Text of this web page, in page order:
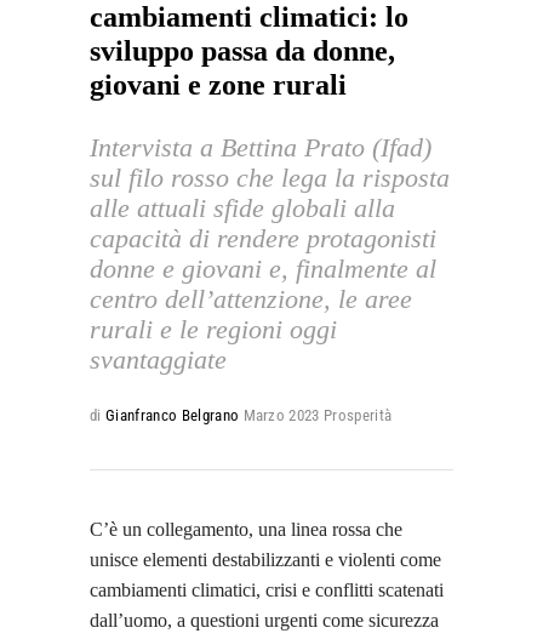
cambiamenti climatici: lo
sviluppo passa da donne,
giovani e zone rurali
Intervista a Bettina Prato (Ifad)
sul filo rosso che lega la risposta
alle attuali sfide globali alla
capacità di rendere protagonisti
donne e giovani e, finalmente al
centro dell’attenzione, le aree
rurali e le regioni oggi
svantaggiate
di Gianfranco Belgrano Marzo 2023 Prosperità
C’è un collegamento, una linea rossa che
unisce elementi destabilizzanti e violenti come
cambiamenti climatici, crisi e conflitti scatenati
dall’uomo, a questioni urgenti come sicurezza